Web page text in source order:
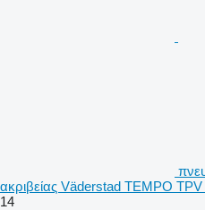
ακριβείας Väderstad TEMPO
14